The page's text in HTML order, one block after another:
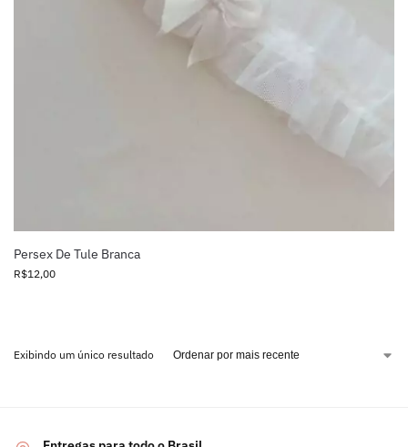
Persex De Tule Branca
R$12,00
Exibindo um único resultado